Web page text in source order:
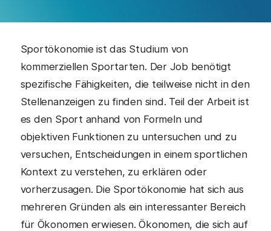
Sportökonomie ist das Studium von
kommerziellen Sportarten. Der Job benötigt
spezifische Fähigkeiten, die teilweise nicht in den
Stellenanzeigen zu finden sind. Teil der Arbeit ist
es den Sport anhand von Formeln und
objektiven Funktionen zu untersuchen und zu
versuchen, Entscheidungen in einem sportlichen
Kontext zu verstehen, zu erklären oder
vorherzusagen. Die Sportökonomie hat sich aus
mehreren Gründen als ein interessanter Bereich
für Ökonomen erwiesen. Ökonomen, die sich auf